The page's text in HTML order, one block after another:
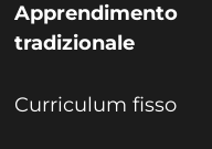
Apprendimento
tradizionale
Curriculum fisso